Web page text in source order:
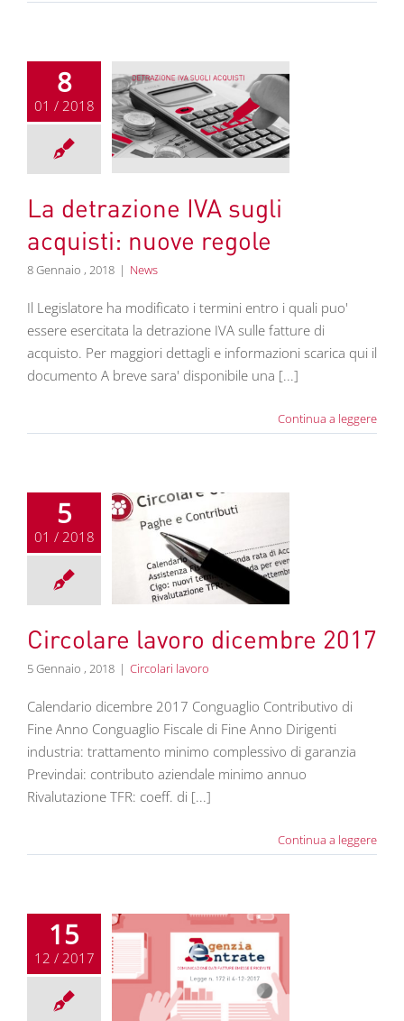
8
01 / 2018
IVA sugli
nuove regole
La detrazione IVA sugli
acquisti: nuove regole
8 Gennaio , 2018 | News
Il Legislatore ha modificato i termini entro i quali puo'
essere esercitata la detrazione IVA sulle fatture di
acquisto. Per maggiori dettagli e informazioni scarica qui il
documento A breve sara' disponibile una [...]
Continua a leggere
5
01 / 2018
lavoro
lavoro
Circolare lavoro dicembre 2017
5 Gennaio , 2018 | Circolari lavoro
Calendario dicembre 2017 Conguaglio Contributivo di
Fine Anno Conguaglio Fiscale di Fine Anno Dirigenti
industria: trattamento minimo complessivo di garanzia
Previndai: contributo aziendale minimo annuo
Rivalutazione TFR: coeff. di [...]
Continua a leggere
15
12 / 2017
Dati
Emesse e